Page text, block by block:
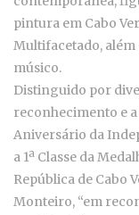
pintura em Cabo
Multifacetado,
músico.
Distinguido por
reconhecimento e
Aniversário da
a 1ª Classe da
República de Cabo
Monteiro, “em